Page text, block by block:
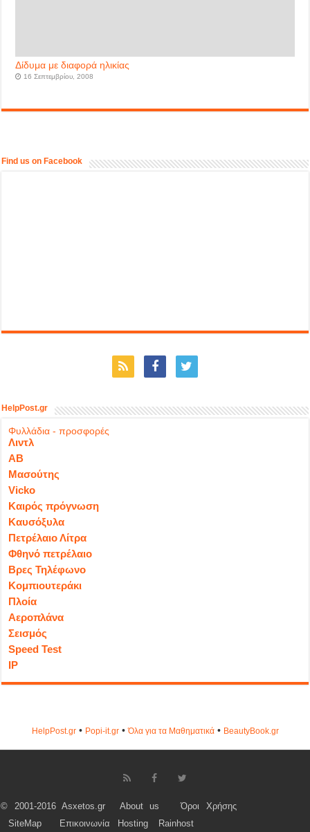
Δίδυμα με διαφορά ηλικίας
16 Σεπτεμβρίου, 2008
Find us on Facebook
HelpPost.gr
Φυλλάδια - προσφορές
Λιντλ
ΑΒ
Μασούτης
Vicko
Καιρός πρόγνωση
Καυσόξυλα
Πετρέλαιο Λίτρα
Φθηνό πετρέλαιο
Βρες Τηλέφωνο
Κομπιουτεράκι
Πλοία
Αεροπλάνα
Σεισμός
Speed Test
IP
HelpPost.gr• Popi-it.gr•Όλα για τα Μαθηματικά• ΒeautyΒook.gr
© 2001-2016 Asxetos.gr About us
Όροι Χρήσης
SiteMap
Επικοινωνία Hosting Rainhost